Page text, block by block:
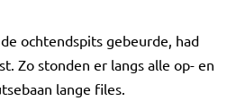
ochtendspits gebeurde, had
Zo stonden er langs alle op- en
lange files.